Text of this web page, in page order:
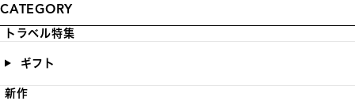
CATEGORY
トラベル特集
ギフト
新作